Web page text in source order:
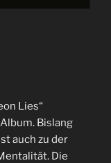
Lies“
Bislang
auch zu der
Die